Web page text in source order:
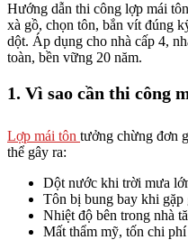
Hướng dẫn thi công lợp mái
xà gồ, chọn tôn, bắn vít đúng
dột. Áp dụng cho nhà cấp 4,
toàn, bền vững 20 năm.
1. Vì sao cần thi công
Lợp mái tôn tưởng chừng đơn
thể gây ra:
Dột nước khi trời mưa
Tôn bị bung bay khi gặp
Nhiệt độ bên trong nhà
Mất thẩm mỹ, tốn chi